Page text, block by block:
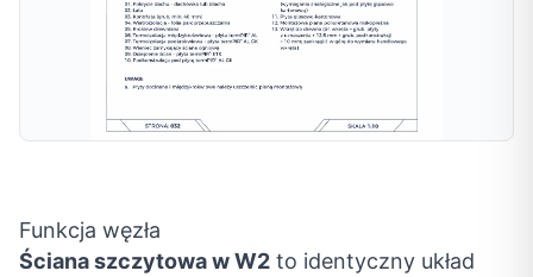
Funkcja węzła
Ściana szczytowa w W2 to identyczny układ